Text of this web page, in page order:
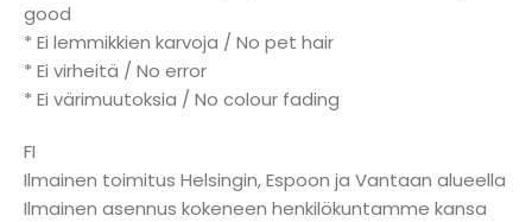
good
* Ei lemmikkien karvoja / No pet hair
* Ei virheitä / No error
* Ei värimuutoksia / No colour fading
FI
Ilmainen toimitus Helsingin, Espoon ja Vantaan alueella
Ilmainen asennus kokeneen henkilökuntamme kansa